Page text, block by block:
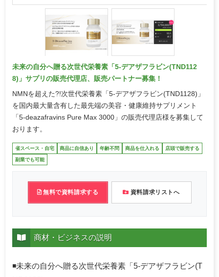
未来の自分へ贈る次世代栄養素「5-デアザフラビン(TND112
8)」サプリの販売代理店、販売パートナー募集！
NMNを超えた?!次世代栄養素「5-デアザフラビン(TND1128)」
を国内最大量含有した最先端の美容・健康維持サプリメント
「5-deazafravins Pure Max 3000」の販売代理店様を募集して
おります。
省スペース・自宅 商品に自信あり 年齢不問 商品を仕入れる 店頭で販売する
副業でも可能
無料で資料請求する 資料請求リストへ
商材・ビジネスの説明
◾️未来の自分へ贈る次世代栄養素「5-デアザフラビン(T